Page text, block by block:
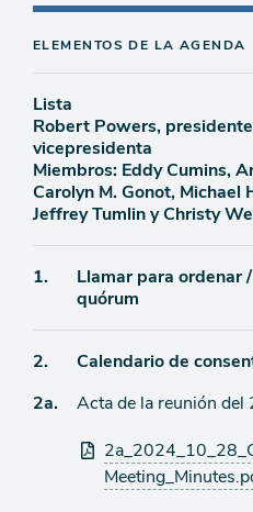
ELEMENTOS DE LA AGENDA
Lista
Robert Powers,
vicepresidenta
Miembros: Eddy Cumins,
Carolyn M. Gonot, Michael
Jeffrey Tumlin y Christy
Ítem
1.
Llamar para ordenar
quórum
Ítem
de
2.
Calendario de
Ítem
2a.
Acta de la reunión
Archivos
adjuntos